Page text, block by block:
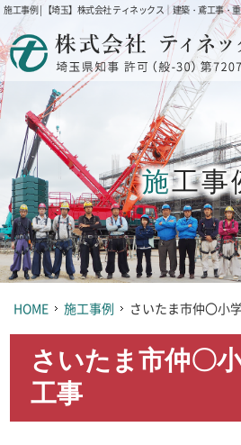
施工事例 | 【埼玉】株式会社 ティネックス｜建築・鳶工事・
施工
HOME 施工事例 さいたま市仲〇小
さいたま市仲〇
工事